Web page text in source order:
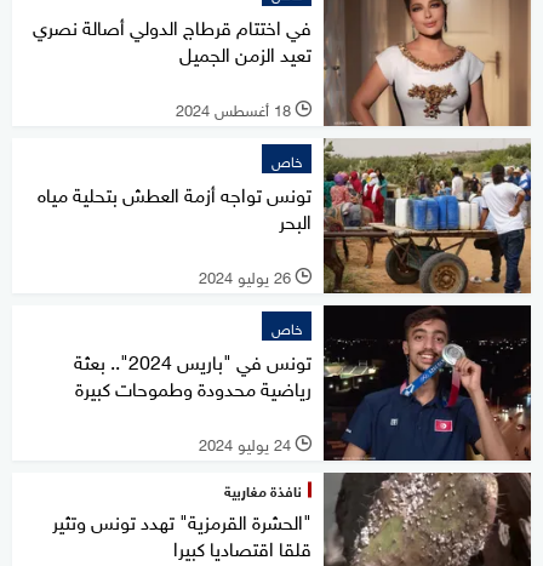
في اختتام قرطاج الدولي أصالة نصري
تعيد الزمن الجميل
l 18 أغسطس 2024
خاص
تونس تواجه أزمة العطش بتحلية مياه
البحر
l 26 يوليو 2024
خاص
تونس في "باريس 2024".. بعثة
رياضية محدودة وطموحات كبيرة
l 24 يوليو 2024
نافذة مغاربية
"الحشرة القرمزية" تهدد تونس وتثير
قلقا اقتصاديا كبيرا